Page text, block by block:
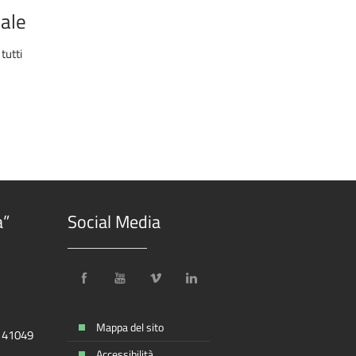
tutti
Social Media
Mappa del sito